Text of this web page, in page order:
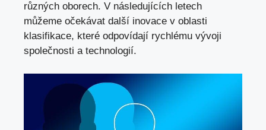
různých oborech. V následujících letech
můžeme očekávat další inovace v oblasti
klasifikace, které odpovídají ‍rychlému vývoji
společnosti a technologií.